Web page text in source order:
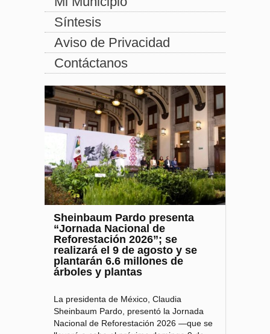
Síntesis
Aviso de Privacidad
Contáctanos
Sheinbaum Pardo presenta
“Jornada Nacional de
Reforestación 2026”; se
realizará el 9 de agosto y se
plantarán 6.6 millones de
árboles y plantas
La presidenta de México, Claudia
Sheinbaum Pardo, presentó la Jornada
Nacional de Reforestación 2026 —que se